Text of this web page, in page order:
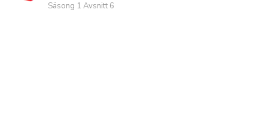
Säsong 1 Avsnitt 6